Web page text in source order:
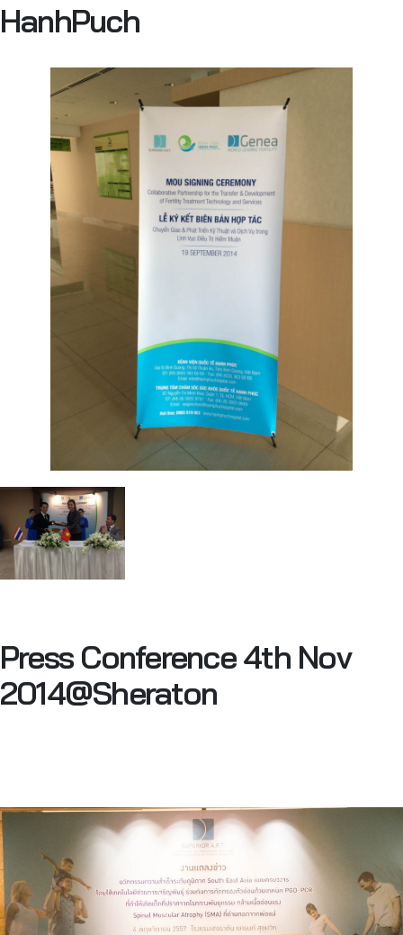
HanhPuch
Press Conference 4th Nov
2014@Sheraton